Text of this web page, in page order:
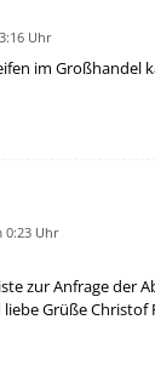
Uhr
im Großhandel
0:23 Uhr
zur Anfrage der
Grüße Christof